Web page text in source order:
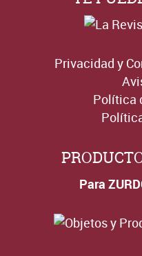
Privacidad y
Política
Para